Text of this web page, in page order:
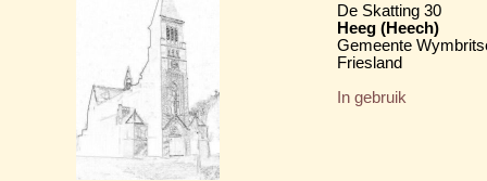
De Skatting 30
Heeg (Heech)
Gemeente
Friesland
In gebruik